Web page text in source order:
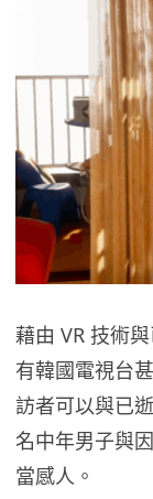
藉由 VR 技術
有韓國電視台
訪者可以與已
名中年男子與
當感人。